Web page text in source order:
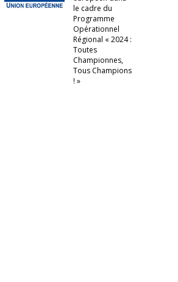
le cadre du
Programme
Opérationnel
Régional « 2024 :
Toutes
Championnes,
Tous Champions
! »